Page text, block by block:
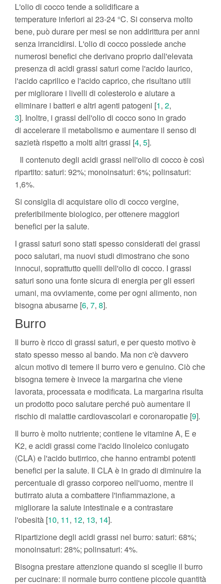
L'olio di cocco tende a solidificare a
temperature inferiori ai 23-24 °C. Si conserva molto
bene, può durare per mesi se non addirittura per anni
senza irrancidirsi. L'olio di cocco possiede anche
numerosi benefici che derivano proprio dall'elevata
presenza di acidi grassi saturi come l'acido laurico,
l'acido caprilico e l'acido caprico, che risultano utili
per migliorare i livelli di colesterolo e aiutare a
eliminare i batteri e altri agenti patogeni [1, 2,
3]. Inoltre, i grassi dell'olio di cocco sono in grado
di accelerare il metabolismo e aumentare il senso di
sazietà rispetto a molti altri grassi [4, 5].
Il contenuto degli acidi grassi nell'olio di cocco è così
ripartito: saturi: 92%; monoinsaturi: 6%; polinsaturi:
1,6%.
Si consiglia di acquistare olio di cocco vergine,
preferibilmente biologico, per ottenere maggiori
benefici per la salute.
I grassi saturi sono stati spesso considerati dei grassi
poco salutari, ma nuovi studi dimostrano che sono
innocui, soprattutto quelli dell'olio di cocco. I grassi
saturi sono una fonte sicura di energia per gli esseri
umani, ma ovviamente, come per ogni alimento, non
bisogna abusarne [6, 7, 8].
Burro
Il burro è ricco di grassi saturi, e per questo motivo è
stato spesso messo al bando. Ma non c'è davvero
alcun motivo di temere il burro vero e genuino. Ciò che
bisogna temere è invece la margarina che viene
lavorata, processata e modificata. La margarina risulta
un prodotto poco salutare perché può aumentare il
rischio di malattie cardiovascolari e coronaropatie [9].
Il burro è molto nutriente; contiene le vitamine A, E e
K2, e acidi grassi come l'acido linoleico coniugato
(CLA) e l'acido butirrico, che hanno entrambi potenti
benefici per la salute. Il CLA è in grado di diminuire la
percentuale di grasso corporeo nell'uomo, mentre il
butirrato aiuta a combattere l'infiammazione, a
migliorare la salute intestinale e a contrastare
l'obesità [10, 11, 12, 13, 14].
Ripartizione degli acidi grassi nel burro: saturi: 68%;
monoinsaturi: 28%; polinsaturi: 4%.
Bisogna prestare attenzione quando si sceglie il burro
per cucinare: il normale burro contiene piccole quantità